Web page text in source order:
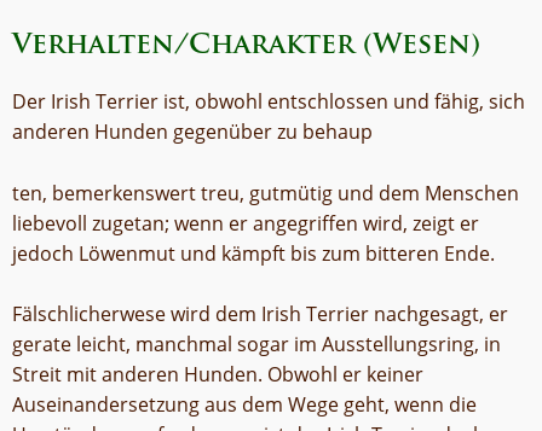
Verhalten/Charakter (Wesen)
Der Irish Terrier ist, obwohl entschlossen und fähig, sich
anderen Hunden gegenüber zu behaup
ten, bemerkenswert treu, gutmütig und dem Menschen
liebevoll zugetan; wenn er angegriffen wird, zeigt er
jedoch Löwenmut und kämpft bis zum bitteren Ende.
Fälschlicherwese wird dem Irish Terrier nachgesagt, er
gerate leicht, manchmal sogar im Ausstellungsring, in
Streit mit anderen Hunden. Obwohl er keiner
Auseinandersetzung aus dem Wege geht, wenn die